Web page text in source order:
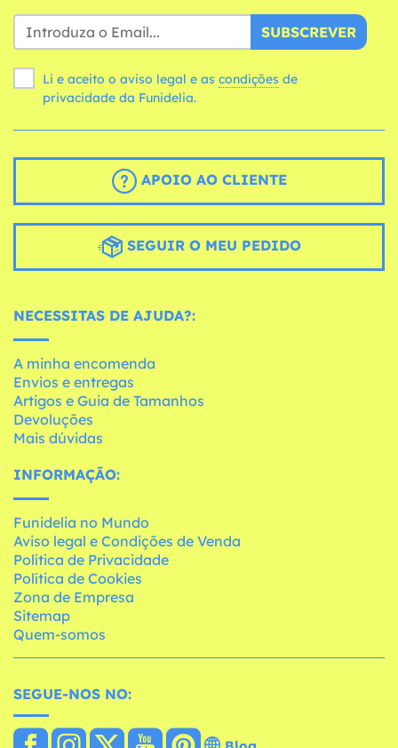
SUBSCREVER
Li e aceito o aviso legal e as condições
privacidade da Funidelia.
APOIO AO CLIENTE
SEGUIR O MEU PEDIDO
NECESSITAS DE AJUDA?:
A minha encomenda
Envios e entregas
Artigos e Guia de Tamanhos
Devoluções
Mais dúvidas
INFORMAÇÃO:
Funidelia no Mundo
Aviso legal e Condições de Venda
Política de Privacidade
Política de Cookies
Zona de Empresa
Sitemap
Quem-somos
SEGUE-NOS NO: